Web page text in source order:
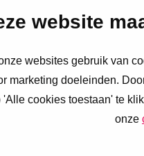
website
websites gebruik van
marketing doeleinden.
cookies toestaan' te
onze